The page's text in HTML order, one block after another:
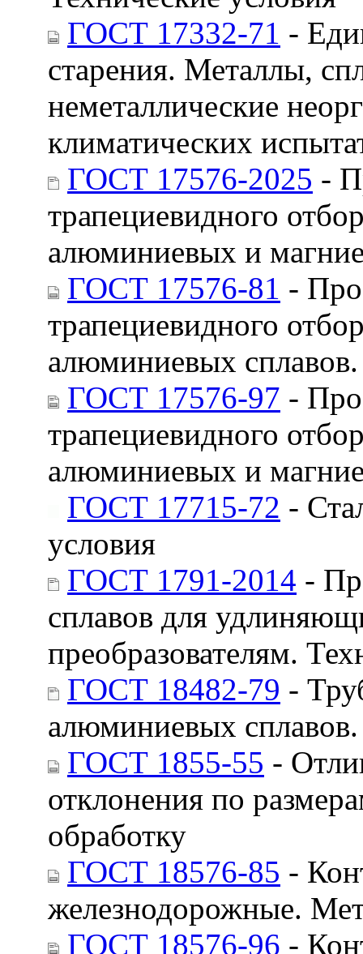
ГОСТ 17332-71 -
старения. Металлы,
неметаллические
климатических
ГОСТ 17576-2025 -
трапециевидного
алюминиевых и
ГОСТ 17576-81 -
трапециевидного
алюминиевых
ГОСТ 17576-97 -
трапециевидного
алюминиевых и
ГОСТ 17715-72 -
условия
ГОСТ 1791-2014 -
сплавов для
преобразователям.
ГОСТ 18482-79 -
алюминиевых
ГОСТ 1855-55 -
отклонения по
обработку
ГОСТ 18576-85 -
железнодорожные.
ГОСТ 18576-96 -